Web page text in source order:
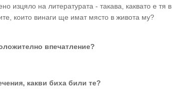
изцяло на литературата - такава, каквато е тя в
които винаги ще имат място в живота му?
впечатление?
какви биха били те?